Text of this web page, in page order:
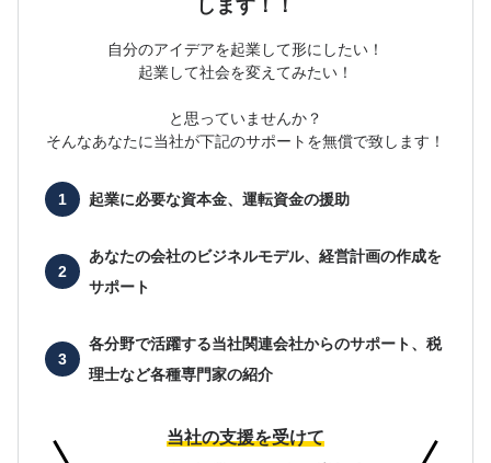
します！！
自分のアイデアを起業して形にしたい！
起業して社会を変えてみたい！
と思っていませんか？
そんなあなたに当社が下記のサポートを無償で致します！
起業に必要な資本金、運転資金の援助
あなたの会社のビジネルモデル、経営計画の作成を
サポート
各分野で活躍する当社関連会社からのサポート、 税
理士など各種専門家の紹介
当社の支援を受けて